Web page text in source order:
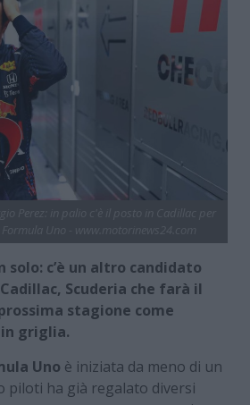
solo: c’è un altro candidato
Scuderia che farà il
stagione come
griglia.
Uno è iniziata da meno di un
piloti ha già regalato diversi